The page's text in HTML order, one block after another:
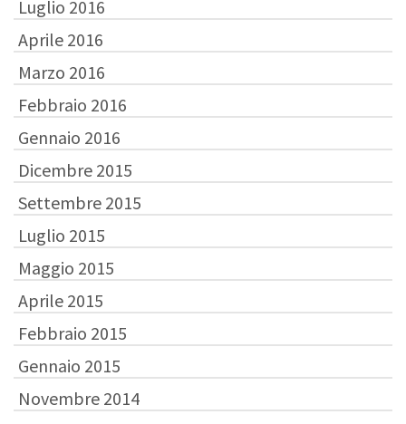
Luglio 2016
Aprile 2016
Marzo 2016
Febbraio 2016
Gennaio 2016
Dicembre 2015
Settembre 2015
Luglio 2015
Maggio 2015
Aprile 2015
Febbraio 2015
Gennaio 2015
Novembre 2014